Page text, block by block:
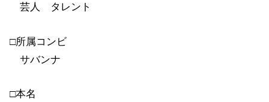
芸人 タレント
□所属コンビ
サバンナ
□本名